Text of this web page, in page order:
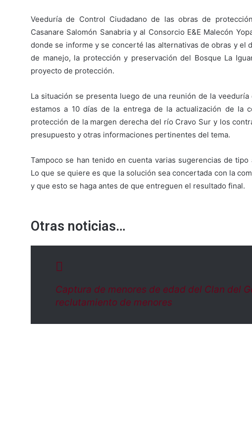
Veeduría de Control Ciudadano de las obras de
Casanare Salomón Sanabria y al Consorcio E&E Malecón
donde se informe y se concerté las alternativas de obras y el
de manejo, la protección y preservación del Bosque La
proyecto de protección.
La situación se presenta luego de una reunión de la
estamos a 10 días de la entrega de la actualización de la
protección de la margen derecha del río Cravo Sur y los
presupuesto y otras informaciones pertinentes del tema.
Tampoco se han tenido en cuenta varias sugerencias de
Lo que se quiere es que la solución sea concertada con la
y que esto se haga antes de que entreguen el resultado final.
Otras noticias…
Captura de menores de edad del Clan del
reclutamiento de menores